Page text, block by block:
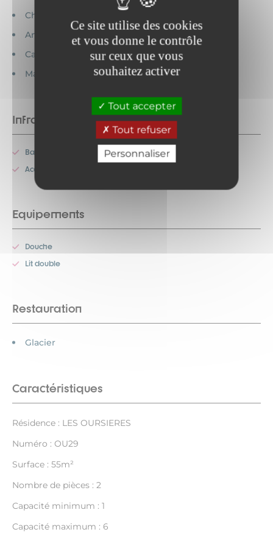
Ce site utilise des cookies
et vous donne le contrôle
sur ceux que vous
souhaitez activer
Tout accepter
Tout refuser
Personnaliser
Chèques vacances acceptés
Animaux interdits
Cartes bancaires acceptées
Maison indépendante
Infrastructures
Balcon
Accès internet
Equipements
Douche
Lit double
Restauration
Glacier
Caractéristiques
Résidence : LES OURSIERES
Numéro : OU29
Surface : 55m²
Nombre de pièces : 2
Capacité minimum : 1
Capacité maximum : 6